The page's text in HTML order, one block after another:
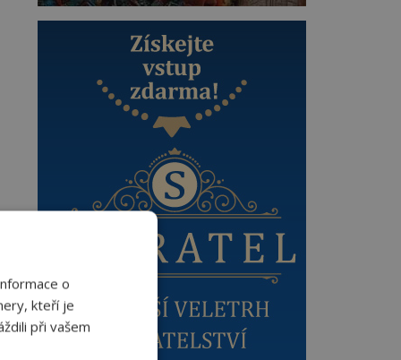
o
kteří je
při vašem